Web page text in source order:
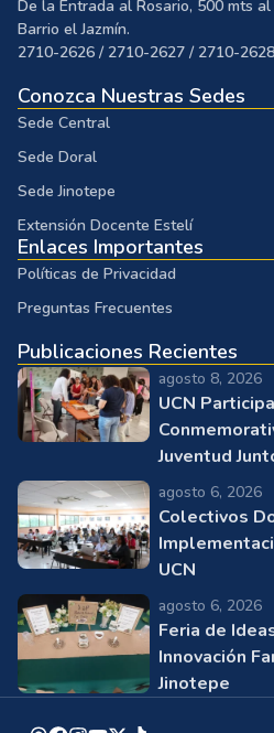
De la Entrada al Rosario, 500 mts
Barrio el Jazmín.
2710-2626 / 2710-2627 / 2710-2628
Conozca Nuestras Sedes
Sede Central
Sede Doral
Sede Jinotepe
Extensión Docente Estelí
Enlaces Importantes
Políticas de Privacidad
Preguntas Frecuentes
Publicaciones Recientes
agosto 8, 2026
UCN
Juventud
agosto 6, 2026
Colectivos
UCN
agosto 6, 2026
Feria de
Innovación
Jinotepe